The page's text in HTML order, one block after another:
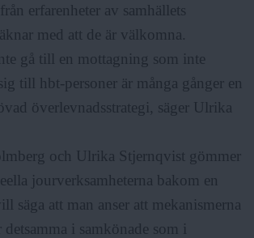
erfarenheter av samhällets
med att de är välkomna.
gå till en mottagning som inte
till hbt-personer är många gånger en
överlevnadsstrategi, säger Ulrika
och Ulrika Stjernqvist gömmer
jourverksamheterna bakom en
säga att man anser att mekanismerna
detsamma i samkönade som i